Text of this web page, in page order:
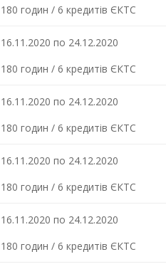
180 годин / 6 кредитів ЄКТС
16.11.2020 по 24.12.2020
180 годин / 6 кредитів ЄКТС
16.11.2020 по 24.12.2020
180 годин / 6 кредитів ЄКТС
16.11.2020 по 24.12.2020
180 годин / 6 кредитів ЄКТС
16.11.2020 по 24.12.2020
180 годин / 6 кредитів ЄКТС